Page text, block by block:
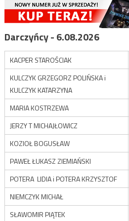
Darczyńcy - 6.08.2026
KACPER STAROŚCIAK
KULCZYK GRZEGORZ POLIŃSKA i
KULCZYK KATARZYNA
MARIA KOSTRZEWA
JERZY T MICHAJŁOWICZ
KOZIOŁ BOGUSŁAW
PAWEŁ ŁUKASZ ZIEMIAŃSKI
POTERA LIDIA i POTERA KRZYSZTOF
NIEMCZYK MICHAŁ
SŁAWOMIR PIĄTEK